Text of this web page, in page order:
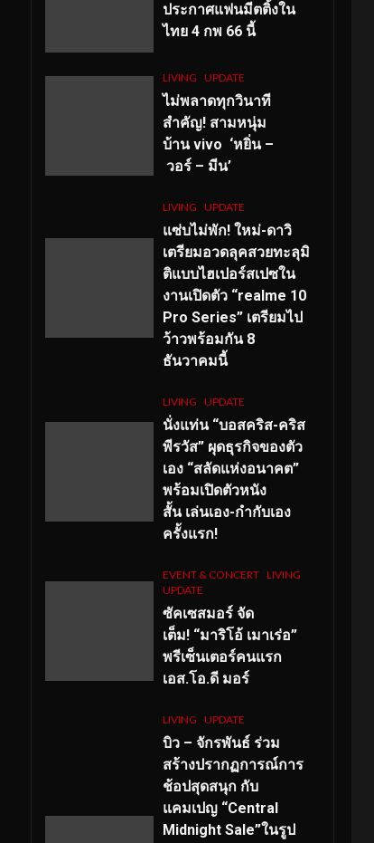
ประกาศแฟนมีตติ้งใน
ไทย 4 กพ 66 นี้
LIVING UPDATE
ไม่พลาดทุกวินาที
สำคัญ! สามหนุ่ม
บ้าน vivo ‘หยิ่น –
วอร์ – มีน’
LIVING UPDATE
แซ่บไม่พัก! ใหม่-ดาวิ
เตรียมอวดลุคสวยทะลุมิ
ติแบบไฮเปอร์สเปซใน
งานเปิดตัว “realme 10
Pro Series” เตรียมไป
ว้าวพร้อมกัน 8
ธันวาคมนี้
LIVING UPDATE
นั่งแท่น “บอสคริส-คริส
พีรวัส” ผุดธุรกิจของตัว
เอง “สลัดแห่งอนาคต”
พร้อมเปิดตัวหนัง
สั้น เล่นเอง-กำกับเอง
ครั้งแรก!
EVENT & CONCERT LIVING
UPDATE
ซัคเซสมอร์ จัด
เต็ม! “มาริโอ้ เมาเร่อ”
พรีเซ็นเตอร์คนแรก
เอส.โอ.ดี มอร์
LIVING UPDATE
บิว – จักรพันธ์ ร่วม
สร้างปรากฏการณ์การ
ช้อปสุดสนุก กับ
แคมเปญ “Central
Midnight Sale”ในรูป